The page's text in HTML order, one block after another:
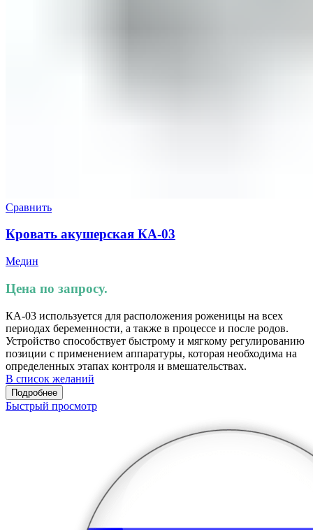
Сравнить
Кровать акушерская КА-03
Медин
Цена по запросу.
КА-03 используется для расположения роженицы на всех
периодах беременности, а также в процессе и после родов.
Устройство способствует быстрому и мягкому регулированию
позиции с применением аппаратуры, которая необходима на
определенных этапах контроля и вмешательствах.
В список желаний
Подробнее
Быстрый просмотр